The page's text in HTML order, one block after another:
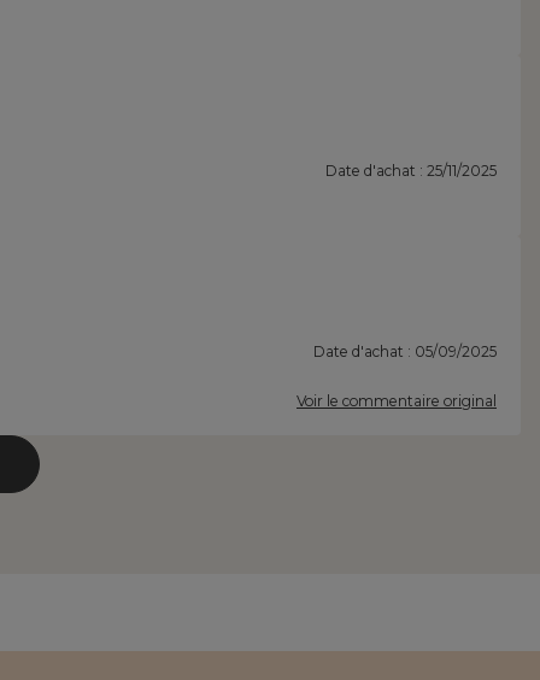
Date d'achat : 25/11/2025
Date d'achat : 05/09/2025
Voir le commentaire original